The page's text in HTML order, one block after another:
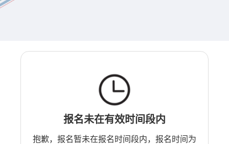
报名未在有效时间段内
抱歉，报名暂未在报名时间段内，报名时间为